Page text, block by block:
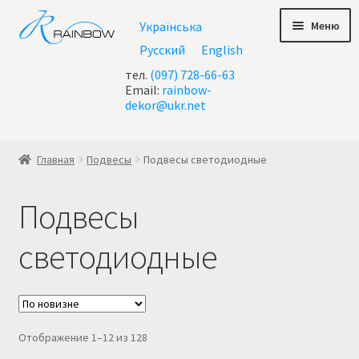
Перейти
к
навигации
Перейти
к
содержимому
Українська
Русский
English
тел. (097) 728-66-63
Email: rainbow-
dekor@ukr.net
Меню
Все люстры
Контакты
Корзина
Корзина
Главная Подвесы Подвесы светодиодные
Подвесы
светодиодные
Отображение 1–12 из 128Сортировка: